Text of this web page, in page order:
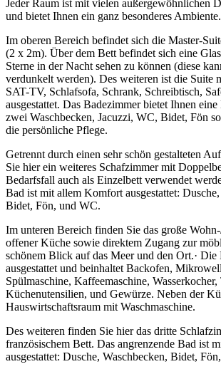
Jeder Raum ist mit vielen außergewöhnlichen
und bietet Ihnen ein ganz besonderes Ambiente.
Im oberen Bereich befindet sich die Master-
(2 x 2m). Über dem Bett befindet sich eine
Sterne in der Nacht sehen zu können (diese
verdunkelt werden). Des weiteren ist die Suite
SAT-TV, Schlafsofa, Schrank, Schreibtisch,
ausgestattet. Das Badezimmer bietet Ihnen
zwei Waschbecken, Jacuzzi, WC, Bidet, Fön
die persönliche Pflege.
Getrennt durch einen sehr schön gestalteten
Sie hier ein weiteres Schafzimmer mit
Bedarfsfall auch als Einzelbett verwendet
Bad ist mit allem Komfort ausgestattet:
Bidet, Fön, und WC.
Im unteren Bereich finden Sie das große
offener Küche sowie direktem Zugang zur
schönem Blick auf das Meer und den Ort.·
ausgestattet und beinhaltet Backofen,
Spülmaschine, Kaffeemaschine, Wasserkocher,
Küchenutensilien, und Gewürze. Neben der
Hauswirtschaftsraum mit Waschmaschine.
Des weiteren finden Sie hier das dritte
französischem Bett. Das angrenzende Bad ist
ausgestattet: Dusche, Waschbecken, Bidet,